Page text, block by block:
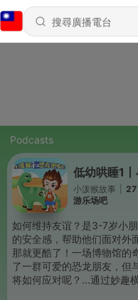
Podcasts
低幼哄睡1
小泼猴故事
27
游乐场吧
如何维持友谊？是3-7岁小
的安全感，帮助他们面对外
那就更酷了！一场博物馆的
了一群可爱的恐龙朋友，但
将如何应对呢？...通过妙趣
确、积极、阳光的教育价值